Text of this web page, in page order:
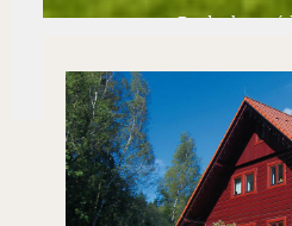
Rozległy
ciszą Beskidu
Dla
trampolina i
Przestrzeń,
każdy
ulubiony